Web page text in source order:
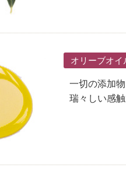
オリーブオイ
一切の添加
瑞々しい感